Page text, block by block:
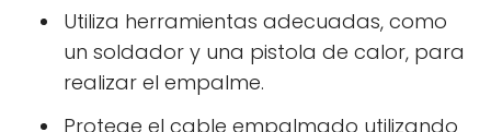
Utiliza herramientas adecuadas, como
un soldador y una pistola de calor, para
realizar el empalme.
Protege el cable empalmado utilizando